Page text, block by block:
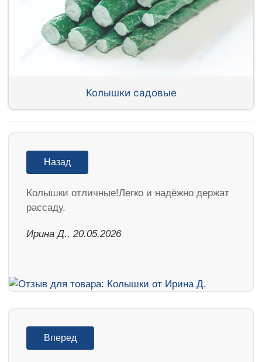
Колышки садовые
Назад
Колышки отличные!Легко и надёжно держат
рассаду.
Ирина Д., 20.05.2026
Вперед